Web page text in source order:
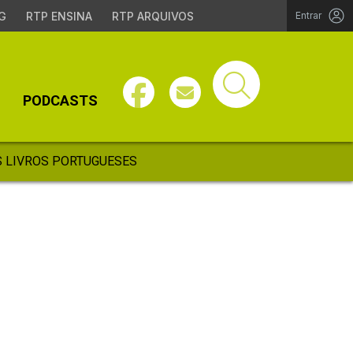
RTP ENSINA RTP ARQUIVOS Entrar
PODCASTS
LIVROS PORTUGUESES